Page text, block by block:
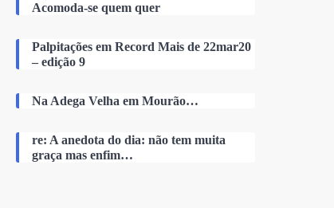
Acomoda-se quem quer
Palpitações em Record Mais de 22mar20
– edição 9
Na Adega Velha em Mourão…
re: A anedota do dia: não tem muita
graça mas enfim…